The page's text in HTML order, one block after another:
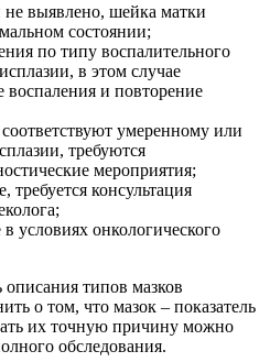
выявлено, шейка матки
состоянии;
по типу воспалительного
в этом случае
воспаления и повторение
умеренному или
требуются
мероприятия;
требуется консультация
в условиях онкологического
описания типов мазков
о том, что мазок – показатель
их точную причину можно
обследования.